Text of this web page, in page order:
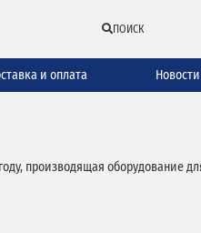
ПОИСК
и оплата Новости
производящая